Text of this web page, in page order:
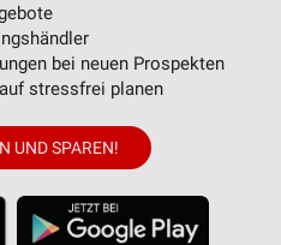
bei neuen Prospekten
stressfrei planen
UND SPAREN!